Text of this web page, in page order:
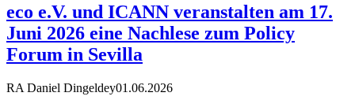
eco e.V. und ICANN veranstalten am 17.
Juni 2026 eine Nachlese zum Policy
Forum in Sevilla
RA Daniel Dingeldey01.06.2026